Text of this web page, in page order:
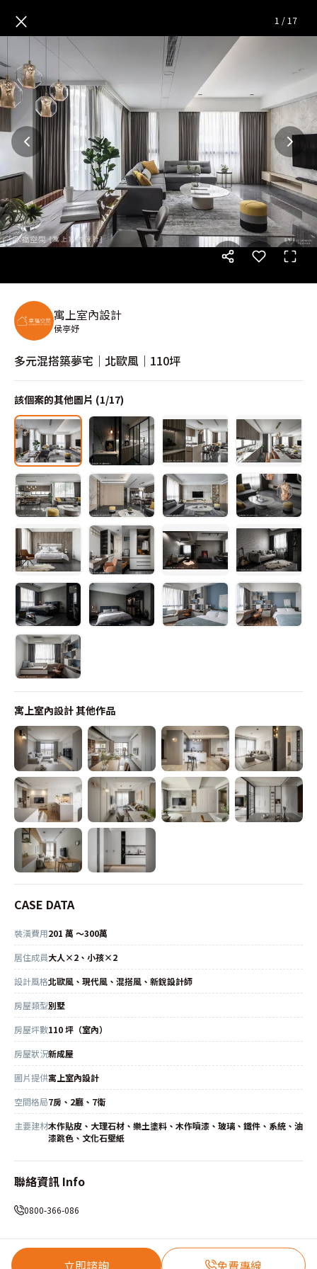
多元混搭築夢宅｜北歐風｜
× 1 / 17
寓上室內設計
侯亭妤
多元混搭築夢宅｜北歐風｜110坪
該個案的其他圖片 (1/17)
寓上室內設計其他作品
CASE DATA
裝潢費用201 萬 ～300萬
居住成員大人×2、小孩×2
設計風格北歐風、現代風、混搭風、新銳設計師
房屋類型別墅
房屋坪數110 坪（室內）
房屋狀況新成屋
圖片提供寓上室內設計
空間格局7房、2廳、7衛
主要建材木作貼皮、大理石材、樂土塗料、木作噴漆、玻璃、鐵件、系統、油
漆跳色、文化石壁紙
聯絡資訊 Info
0800-366-086
立即諮詢 免費專線